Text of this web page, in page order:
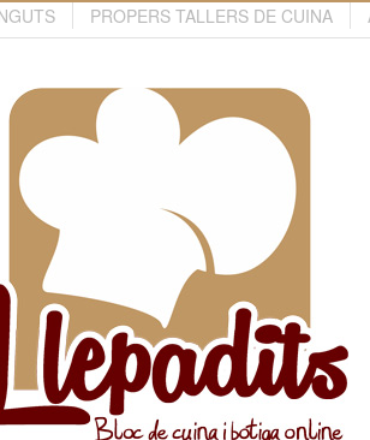
PROPERS TALLERS DE CUINA